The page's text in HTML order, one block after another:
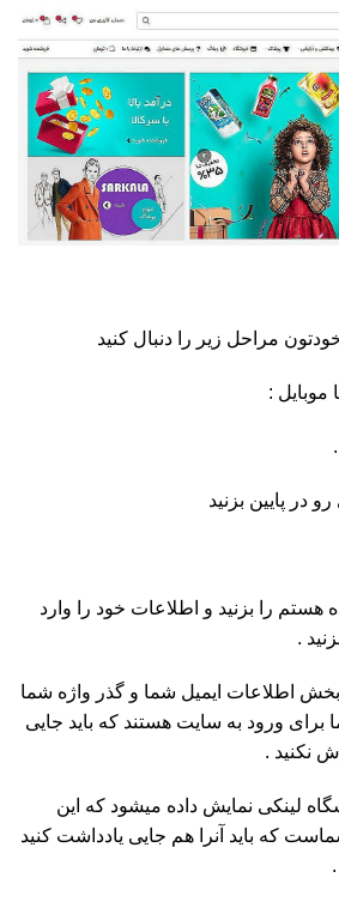
مراحل زیر را دنبال کنید
موبایل :
هستم را بزنید و اطلاعات خود را وارد
.
بخش اطلاعات ایمیل شما و گذر واژه شما
برای ورود به سایت هستند که باید جایی
نکنید .
لینکی نمایش داده میشود که این
که باید آنرا هم جایی یادداشت کنید